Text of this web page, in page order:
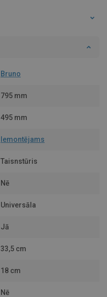
Bruno
795 mm
495 mm
Iemontējams
Taisnstūris
Nē
Universāla
Jā
33,5 cm
18 cm
Nē